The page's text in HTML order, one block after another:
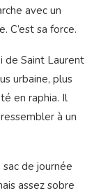
avec un
C’est sa force.
de Saint Laurent
urbaine, plus
en raphia. Il
à un
de journée
assez sobre